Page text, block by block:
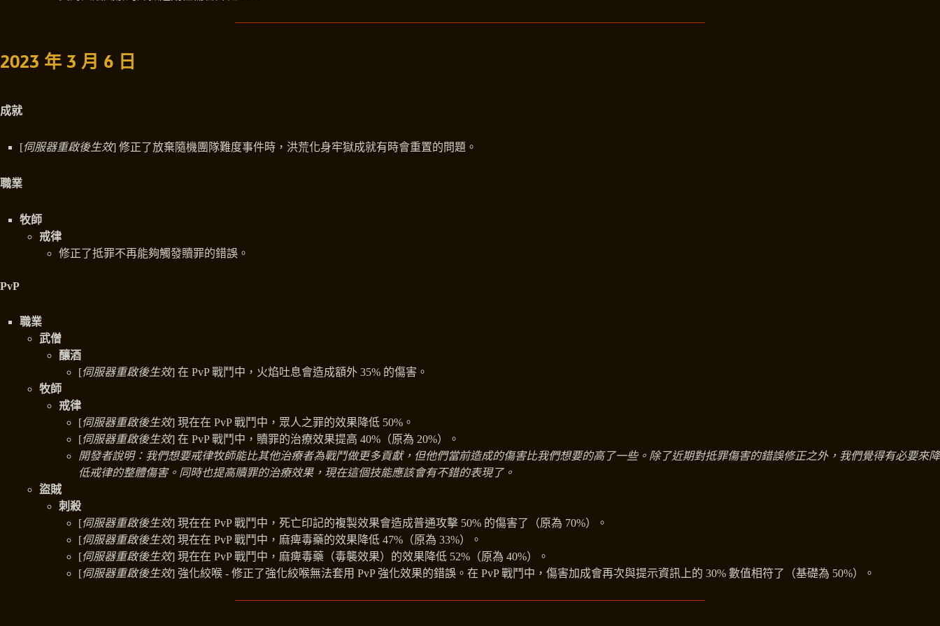
2023 年 3 月 6 日
成就
[伺服器重啟後生效] 修正了放棄隨機團隊難度事件時，洪荒化身牢獄成就有時會重置的問題。
職業
牧師
戒律
修正了抵罪不再能夠觸發贖罪的錯誤。
PvP
職業
武僧
釀酒
[伺服器重啟後生效] 在 PvP 戰鬥中，火焰吐息會造成額外 35% 的傷害。
牧師
戒律
[伺服器重啟後生效] 現在在 PvP 戰鬥中，眾人之罪的效果降低 50%。
[伺服器重啟後生效] 在 PvP 戰鬥中，贖罪的治療效果提高 40%（原為 20%）。
開發者說明：我們想要戒律牧師能比其他治療者為戰鬥做更多貢獻，但他們當前造成的傷害比我們想要的高了一些。除了近期對抵罪傷害的錯誤修正之外，我們覺得有必要來降
低戒律的整體傷害。同時也提高贖罪的治療效果，現在這個技能應該會有不錯的表現了。
盜賊
刺殺
[伺服器重啟後生效] 現在在 PvP 戰鬥中，死亡印記的複製效果會造成普通攻擊 50% 的傷害了（原為 70%）。
[伺服器重啟後生效] 現在在 PvP 戰鬥中，麻痺毒藥的效果降低 47%（原為 33%）。
[伺服器重啟後生效] 現在在 PvP 戰鬥中，麻痺毒藥（毒襲效果）的效果降低 52%（原為 40%）。
[伺服器重啟後生效] 強化絞喉 - 修正了強化絞喉無法套用 PvP 強化效果的錯誤。在 PvP 戰鬥中，傷害加成會再次與提示資訊上的 30% 數值相符了（基礎為 50%）。